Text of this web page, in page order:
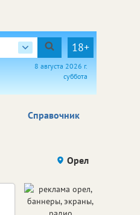
18+
8 августа 2026 г.
суббота
Справочник
Орел